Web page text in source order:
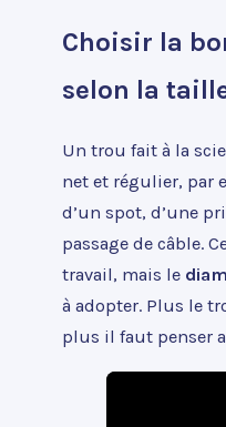
Choisir la
selon la
Un trou fait à la
net et régulier, par
d’un spot, d’une
passage de câble.
travail, mais le
à adopter. Plus le
plus il faut penser